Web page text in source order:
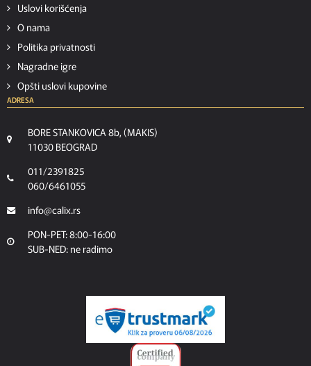
Uslovi korišćenja
O nama
Politika privatnosti
Nagradne igre
Opšti uslovi kupovine
ADRESA
BORE STANKOVICA 8b, (MAKIS)
11030 BEOGRAD
011/2391825
060/6461055
info@calix.rs
PON-PET: 8:00-16:00
SUB-NED: ne radimo